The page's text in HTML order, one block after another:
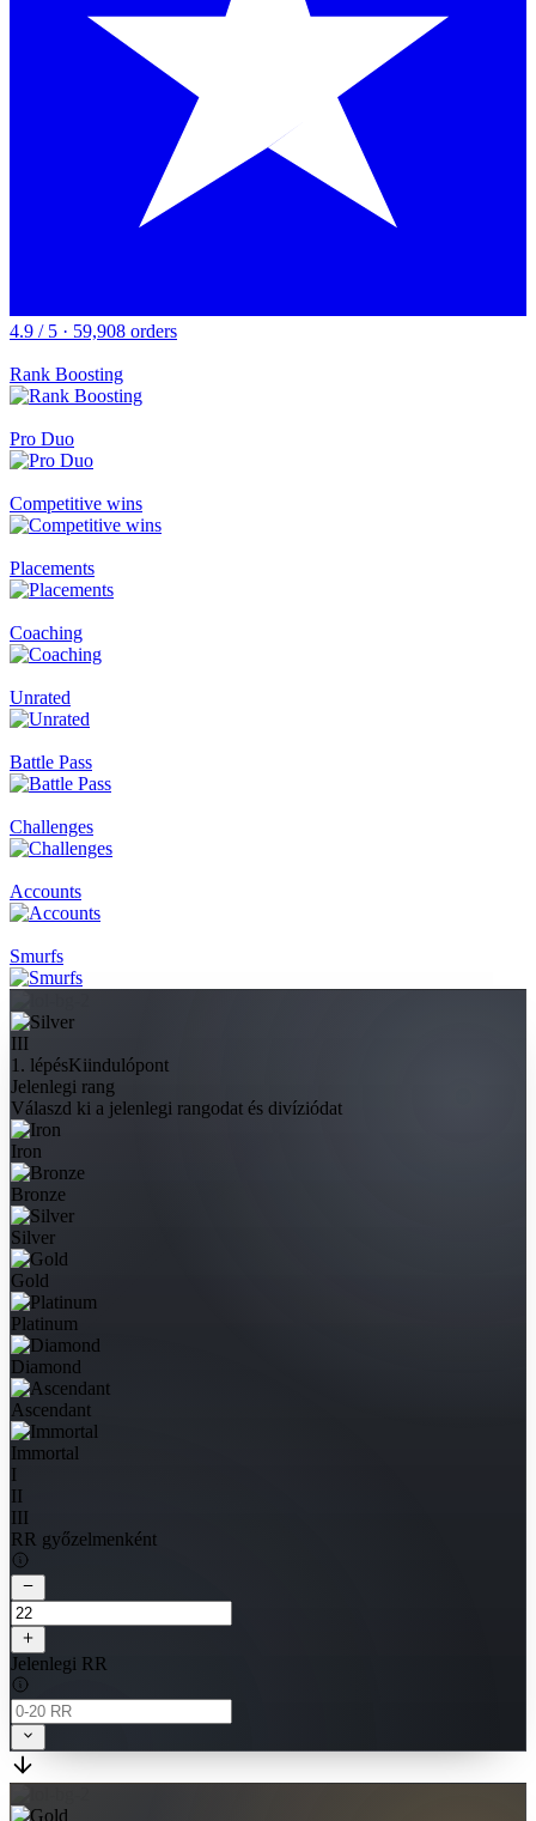
4.9 / 5 · 59,908 orders
Rank Boosting
Pro Duo
Competitive wins
Placements
Coaching
Unrated
Battle Pass
Challenges
Accounts
Smurfs
III
1. lépésKiindulópont
Jelenlegi rang
Válaszd ki a jelenlegi rangodat és divíziódat
Iron
Bronze
Silver
Gold
Platinum
Diamond
Ascendant
Immortal
I
II
III
RR győzelmenként
Jelenlegi RR